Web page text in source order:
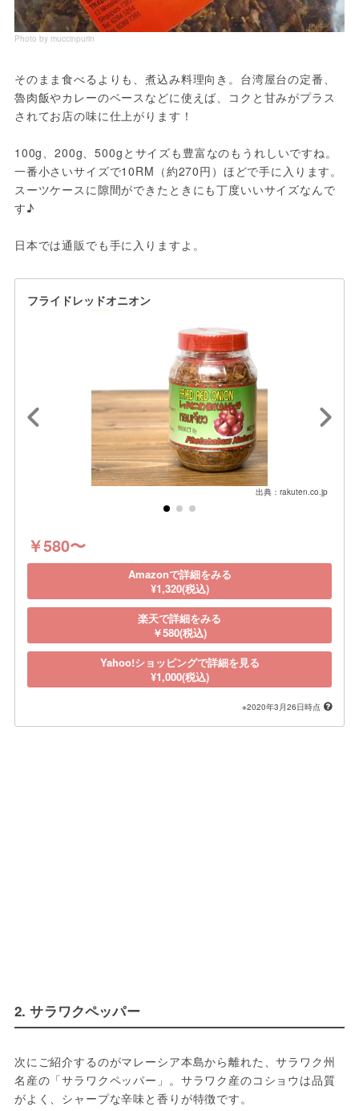
Photo by muccinpurin
そのまま食べるよりも、煮込み料理向き。台湾屋台の定番、
魯肉飯やカレーのベースなどに使えば、コクと甘みがプラス
されてお店の味に仕上がります！
100g、200g、500gとサイズも豊富なのもうれしいですね。
一番小さいサイズで10RM（約270円）ほどで手に入ります。
スーツケースに隙間ができたときにも丁度いいサイズなんで
す♪
日本では通販でも手に入りますよ。
フライドレッドオニオン
出典：rakuten.co.jp
￥580〜
Amazonで詳細をみる
¥1,320(税込)
楽天で詳細をみる
￥580(税込)
Yahoo!ショッピングで詳細を見る
¥1,000(税込)
※2020年3月26日時点
2. サラワクペッパー
次にご紹介するのがマレーシア本島から離れた、サラワク州
名産の「サラワクペッパー」。サラワク産のコショウは品質
がよく、シャープな辛味と香りが特徴です。